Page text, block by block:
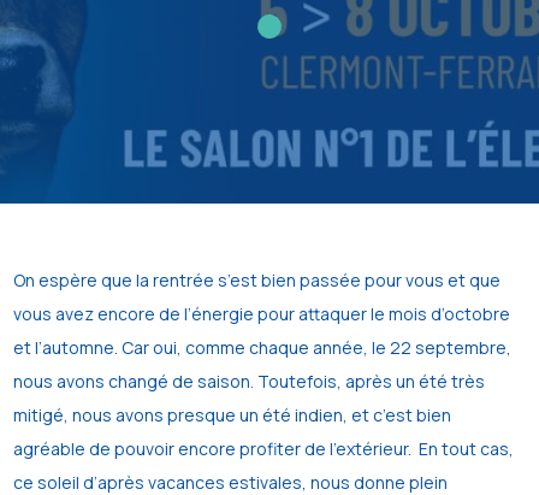
On espère que la rentrée s’est bien passée pour vous et que
vous avez encore de l’énergie pour attaquer le mois d’octobre
et l’automne. Car oui, comme chaque année, le 22 septembre,
nous avons changé de saison. Toutefois, après un été très
mitigé, nous avons presque un été indien, et c’est bien
agréable de pouvoir encore profiter de l’extérieur. En tout cas,
ce soleil d’après vacances estivales, nous donne plein